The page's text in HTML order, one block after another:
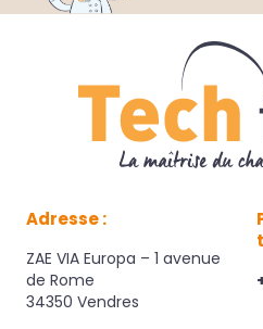
Adresse :
ZAE VIA Europa – 1 avenue
de Rome
34350 Vendres